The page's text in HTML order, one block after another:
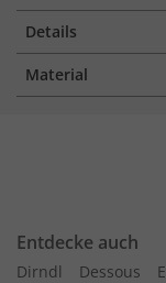
Details
Material
Entdecke auch
Dirndl Dessous